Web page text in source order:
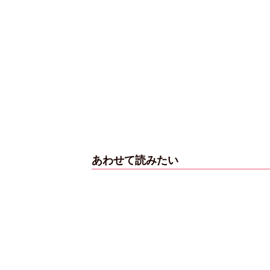
あわせて読みたい